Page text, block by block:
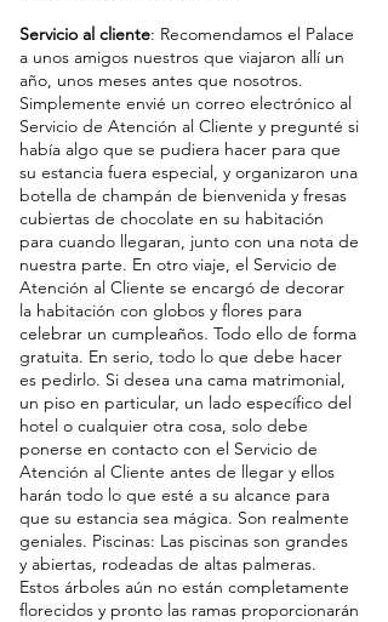
Servicio al cliente: Recomendamos el Palace
a unos amigos nuestros que viajaron allí un
año, unos meses antes que nosotros.
Simplemente envié un correo electrónico al
Servicio de Atención al Cliente y pregunté si
había algo que se pudiera hacer para que
su estancia fuera especial, y organizaron una
botella de champán de bienvenida y fresas
cubiertas de chocolate en su habitación
para cuando llegaran, junto con una nota de
nuestra parte. En otro viaje, el Servicio de
Atención al Cliente se encargó de decorar
la habitación con globos y flores para
celebrar un cumpleaños. Todo ello de forma
gratuita. En serio, todo lo que debe hacer
es pedirlo. Si desea una cama matrimonial,
un piso en particular, un lado específico del
hotel o cualquier otra cosa, solo debe
ponerse en contacto con el Servicio de
Atención al Cliente antes de llegar y ellos
harán todo lo que esté a su alcance para
que su estancia sea mágica. Son realmente
geniales. Piscinas: Las piscinas son grandes
y abiertas, rodeadas de altas palmeras.
Estos árboles aún no están completamente
florecidos y pronto las ramas proporcionarán